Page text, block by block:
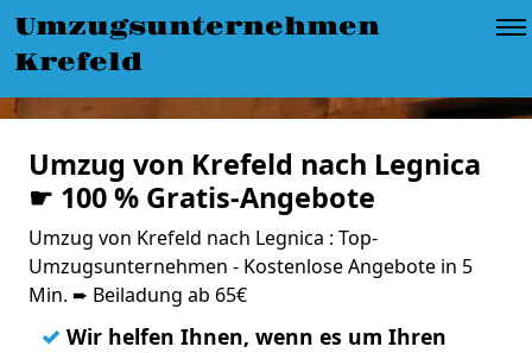
Umzugsunternehmen
Krefeld
Umzug von Krefeld nach Legnica
☛ 100 % Gratis-Angebote
Umzug von Krefeld nach Legnica : Top-
Umzugsunternehmen - Kostenlose Angebote in 5
Min. ➨ Beiladung ab 65€
✓ Wir helfen Ihnen, wenn es um Ihren